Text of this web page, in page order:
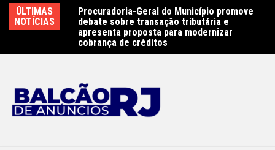
para
ÚLTIMAS
NOTÍCIAS
450 atletas na
sábado (8) –
Procuradoria-Geral do Município promove
debate sobre transação tributária e
apresenta proposta para modernizar
cobrança de créditos